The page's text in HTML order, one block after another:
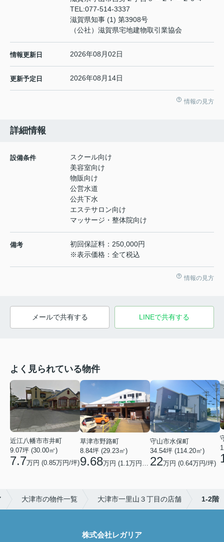
TEL:077-514-3337
滋賀県知事 (1) 第3908号
（公社）滋賀県宅地建物取引業協会
情報更新日 2026年08月02日
更新予定日 2026年08月14日
情報の見方
詳細情報
設備条件
スクール向け
美容室向け
物販向け
公営水道
公共下水
エステサロン向け
マッサージ・整体院向け
備考
初回保証料：250,000円
※表示価格：全て税込
情報の見方
メールで共有する LINEで共有する
よく見られている物件
近江八幡市市井町
9.07坪 (30.00㎡)
7.7万円 (0.85万円/坪)
草津市野路町
8.84坪 (29.23㎡)
9.68万円 (1.1万円/坪)
守山市水保町
34.54坪 (114.20㎡)
22万円 (0.64万円/坪)
大津市の物件一覧 大津市一里山３丁目の店舗 1-2階
株式会社レガリア